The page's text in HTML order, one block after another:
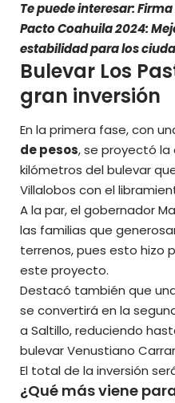
Te puede interesar:
Pacto Coahuila 2024:
estabilidad para los
Bulevar Los
gran inversión
En la primera fase, con
de pesos, se proyectó
kilómetros del bulevar
Villalobos con el
A la par, el gobernador
las familias que
terrenos, pues esto hizo
este proyecto.
Destacó también que
se convertirá en la
a Saltillo, reduciendo
bulevar Venustiano
El total de la inversión
¿Qué más viene